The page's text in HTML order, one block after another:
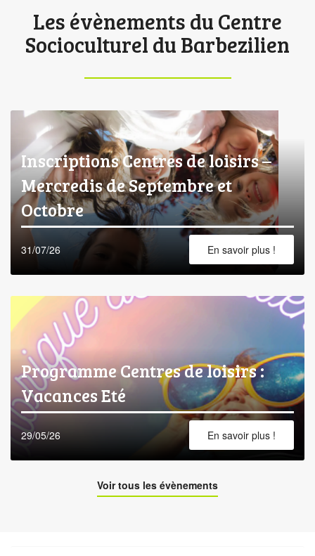
Les évènements du Centre
Socioculturel du Barbezilien
Inscriptions Centres de loisirs –
Mercredis de Septembre et
Octobre
31/07/26 En savoir plus !
Programme Centres de loisirs :
Vacances Eté
29/05/26 En savoir plus !
Voir tous les évènements